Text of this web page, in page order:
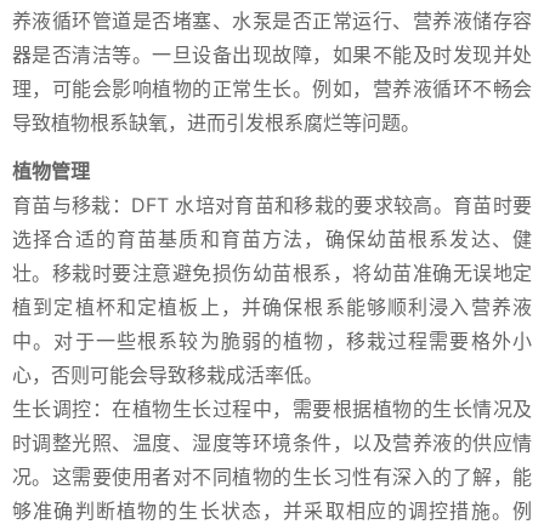
养液循环管道是否堵塞、水泵是否正常运行、营养液储存容
器是否清洁等。一旦设备出现故障，如果不能及时发现并处
理，可能会影响植物的正常生长。例如，营养液循环不畅会
导致植物根系缺氧，进而引发根系腐烂等问题。
植物管理
育苗与移栽：DFT 水培对育苗和移栽的要求较高。育苗时要
选择合适的育苗基质和育苗方法，确保幼苗根系发达、健
壮。移栽时要注意避免损伤幼苗根系，将幼苗准确无误地定
植到定植杯和定植板上，并确保根系能够顺利浸入营养液
中。对于一些根系较为脆弱的植物，移栽过程需要格外小
心，否则可能会导致移栽成活率低。
生长调控：在植物生长过程中，需要根据植物的生长情况及
时调整光照、温度、湿度等环境条件，以及营养液的供应情
况。这需要使用者对不同植物的生长习性有深入的了解，能
够准确判断植物的生长状态，并采取相应的调控措施。例